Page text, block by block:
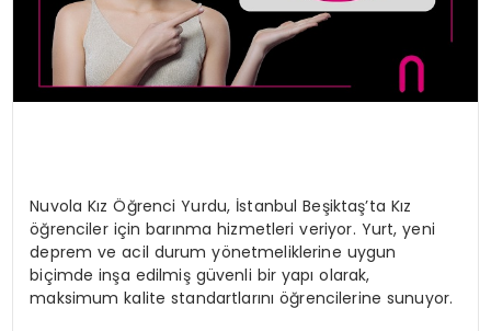
Nuvola Kız Öğrenci Yurdu, İstanbul Beşiktaş’ta Kız
öğrenciler için barınma hizmetleri veriyor. Yurt, yeni
deprem ve acil durum yönetmeliklerine uygun
biçimde inşa edilmiş güvenli bir yapı olarak,
maksimum kalite standartlarını öğrencilerine sunuyor.